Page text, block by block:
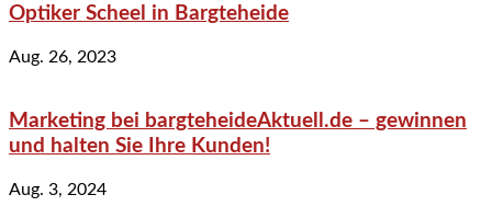
Optiker Scheel in Bargteheide
Aug. 26, 2023
Marketing bei bargteheideAktuell.de – gewinnen
und halten Sie Ihre Kunden!
Aug. 3, 2024